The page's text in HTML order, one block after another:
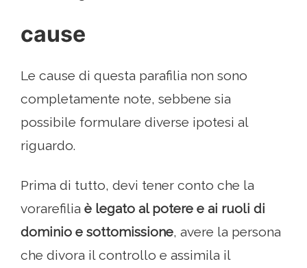
cause
Le cause di questa parafilia non sono
completamente note, sebbene sia
possibile formulare diverse ipotesi al
riguardo.
Prima di tutto, devi tener conto che la
vorarefilia è legato al potere e ai ruoli di
dominio e sottomissione, avere la persona
che divora il controllo e assimila il